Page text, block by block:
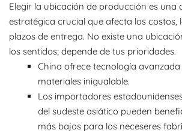
Elegir la ubicación de producción es una
estratégica crucial que afecta los costos,
plazos de entrega. No existe una
los sentidos; depende de tus prioridades.
China ofrece tecnología
materiales inigualable.
Los importadores
del sudeste asiático pueden
más bajos para los neceseres